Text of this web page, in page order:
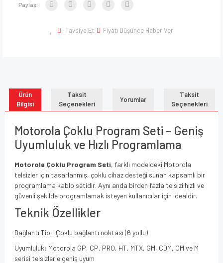
Paylaş:
Tavsiye Et Fiyatı Düşünce Haber Ver
Ürün
Bilgisi
Taksit
Seçenekleri
Yorumlar
Taksit
Seçenekleri
Motorola Çoklu Program Seti – Geniş
Uyumluluk ve Hızlı Programlama
Motorola Çoklu Program Seti, farklı modeldeki Motorola
telsizler için tasarlanmış, çoklu cihaz desteği sunan kapsamlı bir
programlama kablo setidir. Aynı anda birden fazla telsizi hızlı ve
güvenli şekilde programlamak isteyen kullanıcılar için idealdir.
Teknik Özellikler
Bağlantı Tipi: Çoklu bağlantı noktası (6 yollu)
Uyumluluk: Motorola GP, CP, PRO, HT, MTX, GM, CDM, CM ve M
serisi telsizlerle geniş uyum